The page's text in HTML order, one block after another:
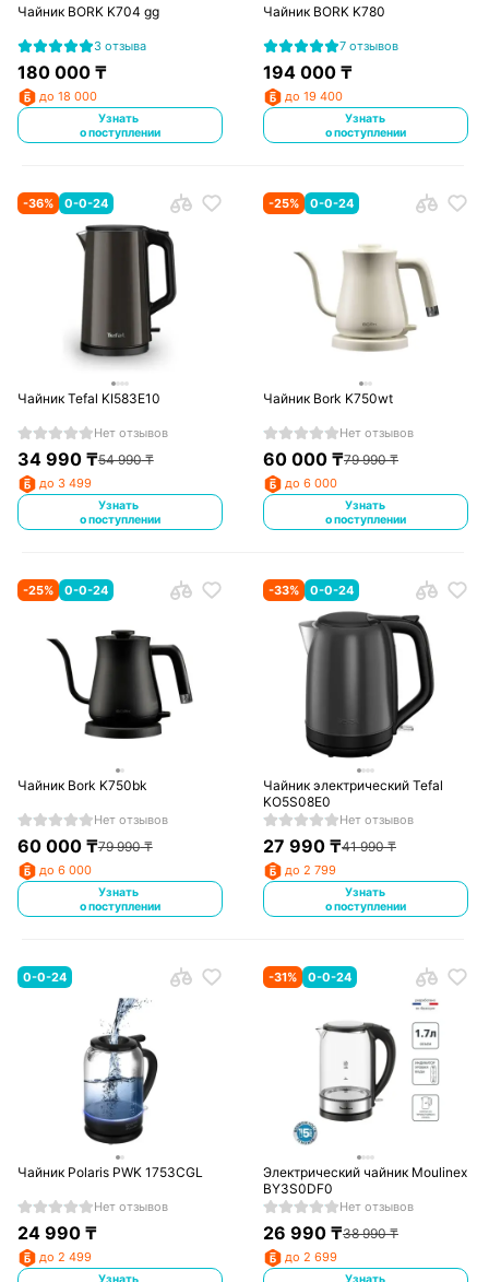
Чайник BORK K704 gg
3 отзыва
180 000₸
до 18 000
Узнать
о поступлении
Чайник BORK K780
7 отзывов
194 000 ₸
до 19 400
Узнать
о поступлении
-36% 0-0-24
Чайник Tefal KI583E10
Нет отзывов
34 990₸54 990₸
до 3 499
Узнать
о поступлении
-25% 0-0-24
Чайник Bork K750wt
Нет отзывов
60 000 ₸79 990₸
до 6 000
Узнать
о поступлении
-25% 0-0-24
Чайник Bork K750bk
Нет отзывов
60 000₸79 990₸
до 6 000
Узнать
о поступлении
-33% 0-0-24
Чайник электрический Tefal
KO5S08E0
Нет отзывов
27 990 ₸41 990₸
до 2 799
Узнать
о поступлении
0-0-24
Чайник Polaris PWK 1753CGL
Нет отзывов
24 990₸
до 2 499
Узнать
-31% 0-0-24
Электрический чайник Moulinex
BY3S0DF0
Нет отзывов
26 990 ₸38 990₸
до 2 699
Узнать